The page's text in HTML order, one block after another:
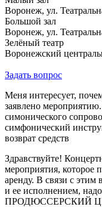
Воронеж, ул.
Большой зал
Воронеж, ул.
Зелёный театр
Воронежский
Задать вопрос
Меня интересует,
заявлено
симонического
симфонический
возврат средств
Здравствуйте!
мероприятия, которое
аренду. В связи с этим
и ее исполнением,
ПРОДЮССЕРСКИЙ